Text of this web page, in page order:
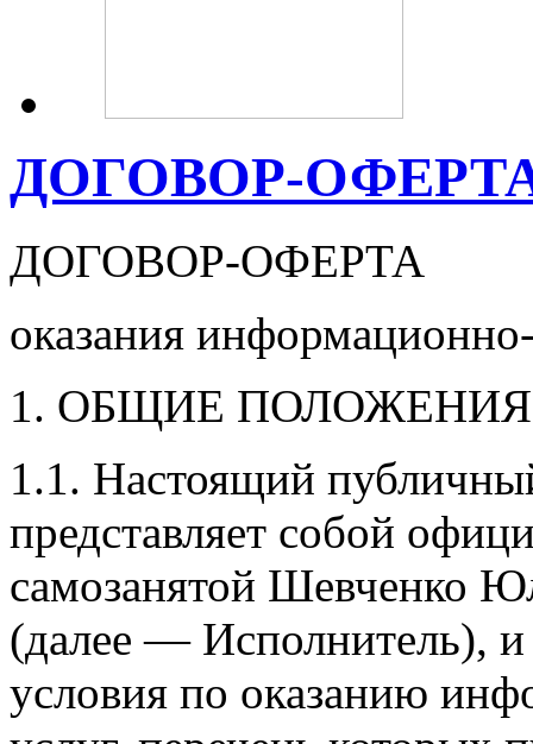
ДОГОВОР-
ДОГОВОР-ОФЕРТА
оказания
1. ОБЩИЕ ПОЛОЖЕНИЯ
1.1. Настоящий
представляет собой
самозанятой Шевченко
(далее — Исполнитель),
условия по оказанию